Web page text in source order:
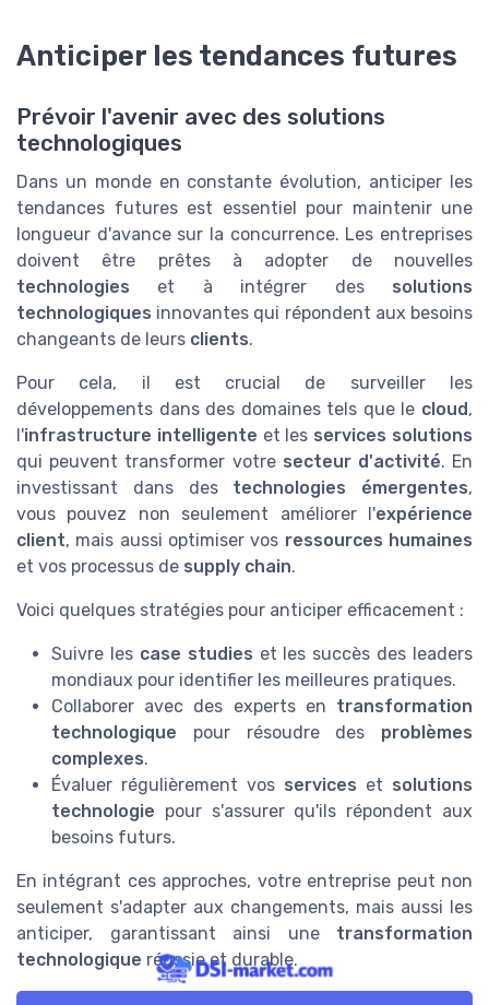
Anticiper les tendances futures
Prévoir l'avenir avec des solutions
technologiques
Dans un monde en constante évolution, anticiper les
tendances futures est essentiel pour maintenir une
longueur d'avance sur la concurrence. Les entreprises
doivent être prêtes à adopter de nouvelles
technologies et à intégrer des solutions
technologiques innovantes qui répondent aux besoins
changeants de leurs clients.
Pour cela, il est crucial de surveiller les
développements dans des domaines tels que le cloud ,
l'infrastructure intelligente et les services solutions
qui peuvent transformer votre secteur d'activité. En
investissant dans des technologies émergentes,
vous pouvez non seulement améliorer l'expérience
client, mais aussi optimiser vos ressources humaines
et vos processus de supply chain.
Voici quelques stratégies pour anticiper efficacement :
Suivre les case studies et les succès des leaders
mondiaux pour identifier les meilleures pratiques.
Collaborer avec des experts en transformation
technologique pour résoudre des problèmes
complexes.
Évaluer régulièrement vos services et solutions
technologie pour s'assurer qu'ils répondent aux
besoins futurs.
En intégrant ces approches, votre entreprise peut non
seulement s'adapter aux changements, mais aussi les
anticiper, garantissant ainsi une transformation
technologique réussie et durable.